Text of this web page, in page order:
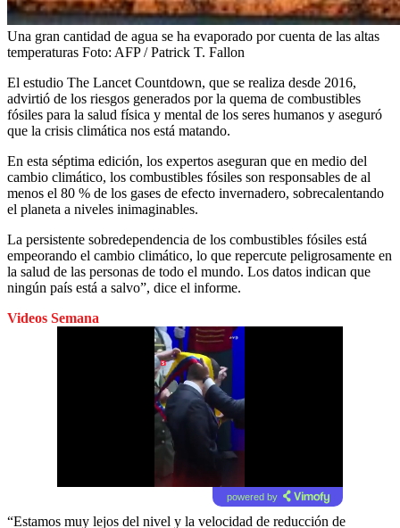
Una gran cantidad de agua se ha evaporado por cuenta de las altas
temperaturas Foto: AFP / Patrick T. Fallon
El estudio The Lancet Countdown, que se realiza desde 2016,
advirtió de los riesgos generados por la quema de combustibles
fósiles para la salud física y mental de los seres humanos y aseguró
que la crisis climática nos está matando.
En esta séptima edición, los expertos aseguran que en medio del
cambio climático, los combustibles fósiles son responsables de al
menos el 80 % de los gases de efecto invernadero, sobrecalentando
el planeta a niveles inimaginables.
La persistente sobredependencia de los combustibles fósiles está
empeorando el cambio climático, lo que repercute peligrosamente en
la salud de las personas de todo el mundo. Los datos indican que
ningún país está a salvo”, dice el informe.
Videos Semana
powered by
“Estamos muy lejos del nivel y la velocidad de reducción de